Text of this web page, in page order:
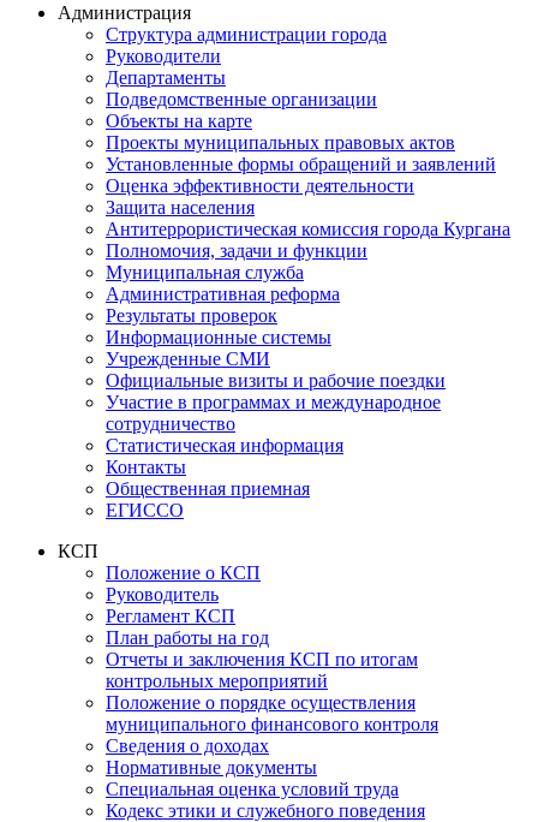
Администрация
Структура администрации города
Руководители
Департаменты
Подведомственные организации
Объекты на карте
Проекты муниципальных правовых актов
Установленные формы обращений и заявлений
Оценка эффективности деятельности
Защита населения
Антитеррористическая комиссия города Кургана
Полномочия, задачи и функции
Муниципальная служба
Административная реформа
Результаты проверок
Информационные системы
Учрежденные СМИ
Официальные визиты и рабочие поездки
Участие в программах и международное
сотрудничество
Статистическая информация
Контакты
Общественная приемная
ЕГИССО
КСП
Положение о КСП
Руководитель
Регламент КСП
План работы на год
Отчеты и заключения КСП по итогам
контрольных мероприятий
Положение о порядке осуществления
муниципального финансового контроля
Сведения о доходах
Нормативные документы
Специальная оценка условий труда
Кодекс этики и служебного поведения